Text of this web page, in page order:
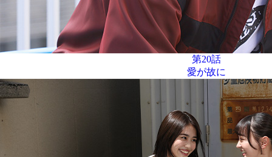
第20話
愛が故に